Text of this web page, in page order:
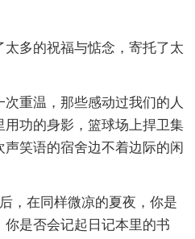
太多的祝福与惦念，寄托了太
重温，那些感动过我们的人
功的身影，篮球场上捍卫集
笑语的宿舍边不着边际的闲
，在同样微凉的夏夜，你是
是否会记起日记本里的书